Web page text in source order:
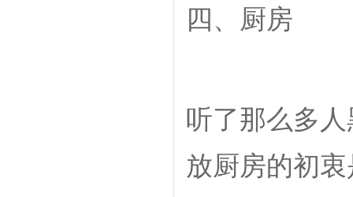
四、厨房
听了那么多
放厨房的初